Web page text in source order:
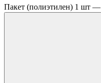
Пакет (полиэтилен) 1 шт —